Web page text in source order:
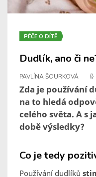
PÉČE O DÍTĚ
Dudlík, ano či
PAVLÍNA ŠOURKOVÁ
Zda je používání
na to hledá
celého světa. A s
době výsledky?
Co je tedy
Používání dudlíků